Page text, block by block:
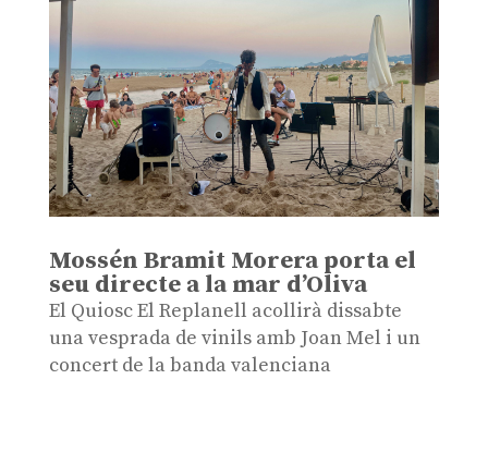
Mossén Bramit Morera porta el
seu directe a la mar d’Oliva
El Quiosc El Replanell acollirà dissabte
una vesprada de vinils amb Joan Mel i un
concert de la banda valenciana